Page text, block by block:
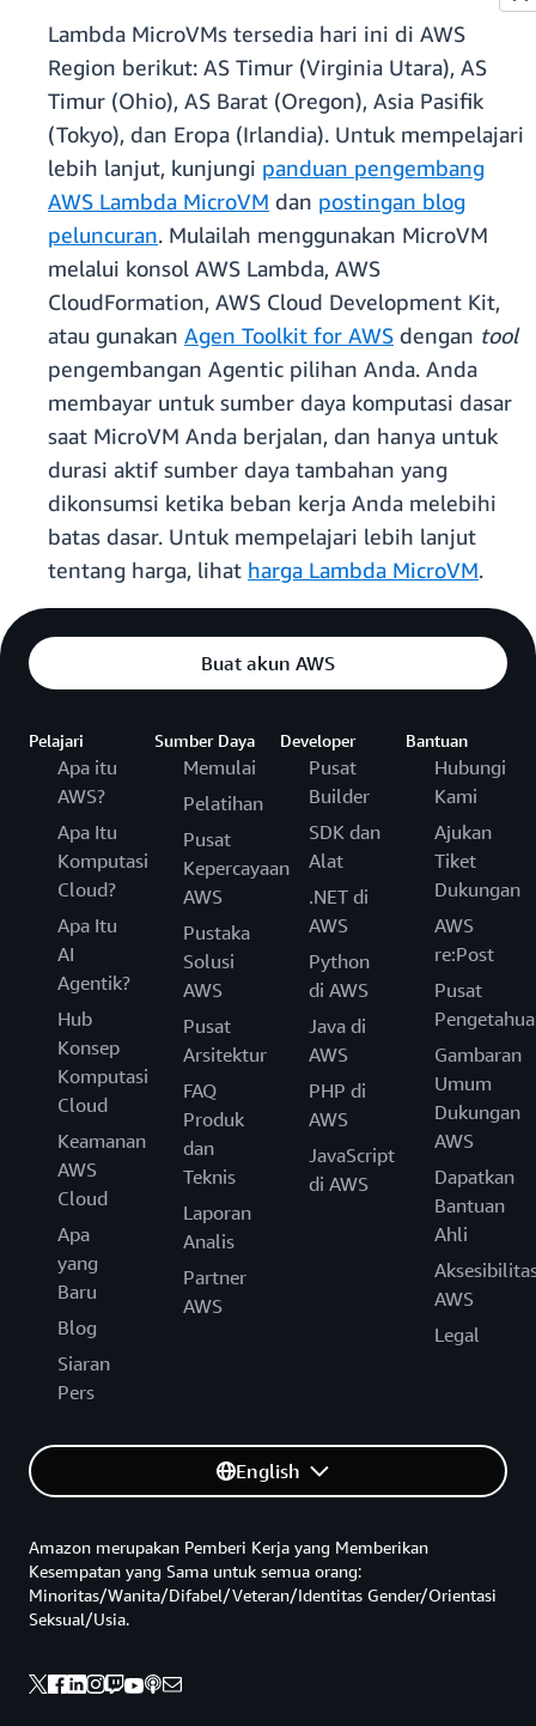
Lambda MicroVMs tersedia hari ini di AWS
Region berikut: AS Timur (Virginia Utara), AS
Timur (Ohio), AS Barat (Oregon), Asia Pasifik
(Tokyo), dan Eropa (Irlandia). Untuk mempelajari
lebih lanjut, kunjungi panduan pengembang
AWS Lambda MicroVM dan postingan blog
peluncuran. Mulailah menggunakan MicroVM
melalui konsol AWS Lambda, AWS
CloudFormation, AWS Cloud Development Kit,
atau gunakan Agen Toolkit for AWS dengan tool
pengembangan Agentic pilihan Anda. Anda
membayar untuk sumber daya komputasi dasar
saat MicroVM Anda berjalan, dan hanya untuk
durasi aktif sumber daya tambahan yang
dikonsumsi ketika beban kerja Anda melebihi
batas dasar. Untuk mempelajari lebih lanjut
tentang harga, lihat harga Lambda MicroVM.
Buat akun AWS
Pelajari
Apa itu
AWS?
Apa Itu
Komputasi
Cloud?
Apa Itu
AI
Agentik?
Hub
Konsep
Komputasi
Cloud
Keamanan
AWS
Cloud
Apa
yang
Baru
Blog
Siaran
Pers
Sumber Daya
Memulai
Pelatihan
Pusat
Kepercayaan
AWS
Pustaka
Solusi
AWS
Pusat
Arsitektur
FAQ
Produk
dan
Teknis
Laporan
Analis
Partner
AWS
Developer
Pusat
Builder
SDK dan
Alat
.NET di
AWS
Python
di AWS
Java di
AWS
PHP di
AWS
JavaScript
di AWS
Bantuan
Hubungi
Kami
Ajukan
Tiket
Dukungan
AWS
re:Post
Pusat
Gambaran
Umum
Dukungan
AWS
Dapatkan
Bantuan
Ahli
AWS
Legal
English
Amazon merupakan Pemberi Kerja yang Memberikan
Kesempatan yang Sama untuk semua orang:
Minoritas/Wanita/Difabel/Veteran/Identitas Gender/Orientasi
Seksual/Usia.